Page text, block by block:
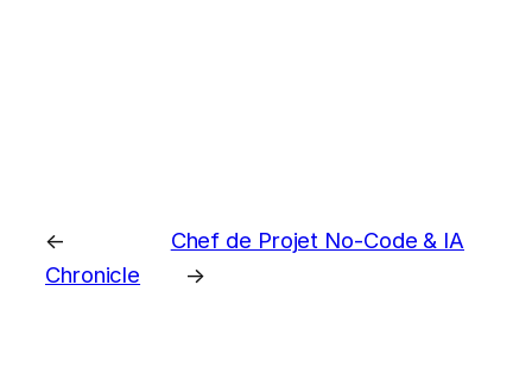
←
Chronicle
Chef de Projet No-Code & IA
→